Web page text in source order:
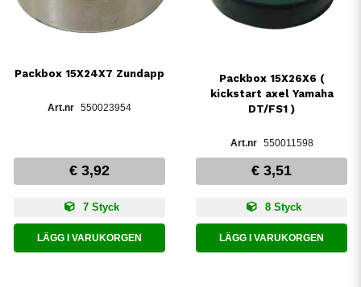
Packbox 15X24X7 Zundapp
550023954
€ 3,92
7 Styck
LÄGG I VARUKORGEN
Packbox 15X26X6 (
kickstart axel Yamaha
DT/FS1 )
550011598
€ 3,51
8 Styck
LÄGG I VARUKORGEN